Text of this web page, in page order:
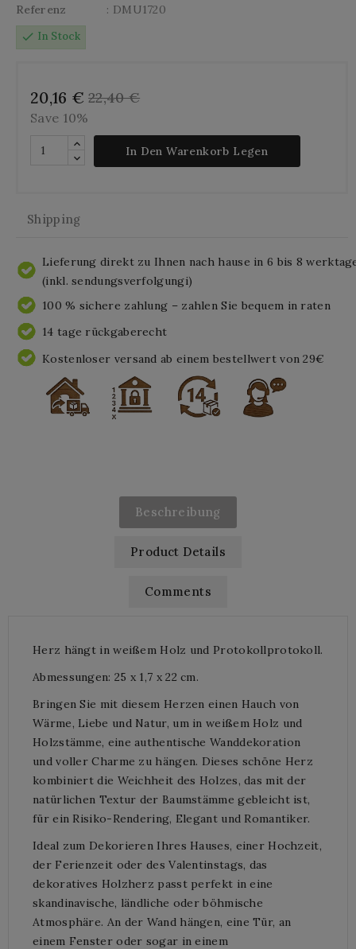
Referenz
: DMU1720
check In Stock
20,16 € 22,40 €
Save 10%
In Den Warenkorb Legen
Shipping
Lieferung direkt zu Ihnen nach hause in 6 bis 8
(inkl. sendungsverfolgungi)
100 % sichere zahlung – zahlen Sie bequem in raten
14 tage rückgaberecht
Kostenloser versand ab einem bestellwert von 29€
Beschreibung
Product Details
Comments
Herz hängt in weißem Holz und Protokollprotokoll.
Abmessungen: 25 x 1,7 x 22 cm.
Bringen Sie mit diesem Herzen einen Hauch von
Wärme, Liebe und Natur, um in weißem Holz und
Holzstämme, eine authentische Wanddekoration
und voller Charme zu hängen. Dieses schöne Herz
kombiniert die Weichheit des Holzes, das mit der
natürlichen Textur der Baumstämme gebleicht ist,
für ein Risiko-Rendering, Elegant und Romantiker.
Ideal zum Dekorieren Ihres Hauses, einer Hochzeit,
der Ferienzeit oder des Valentinstags, das
dekoratives Holzherz passt perfekt in eine
skandinavische, ländliche oder böhmische
Atmosphäre. An der Wand hängen, eine Tür, an
einem Fenster oder sogar in einem